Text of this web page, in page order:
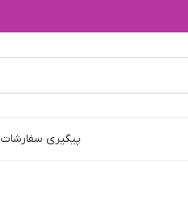
پیگیری سفارشات